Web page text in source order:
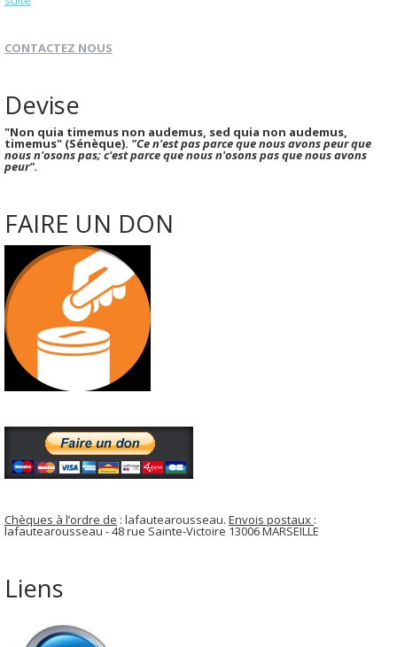
CONTACTEZ NOUS
Devise
"Non quia timemus non audemus, sed quia non audemus,
timemus" (Sénèque). "Ce n'est pas parce que nous avons peur que
nous n'osons pas; c'est parce que nous n'osons pas que nous avons
peur".
FAIRE UN DON
Chèques à l’ordre de : lafautearousseau. Envois postaux :
lafautearousseau - 48 rue Sainte-Victoire 13006 MARSEILLE
Liens